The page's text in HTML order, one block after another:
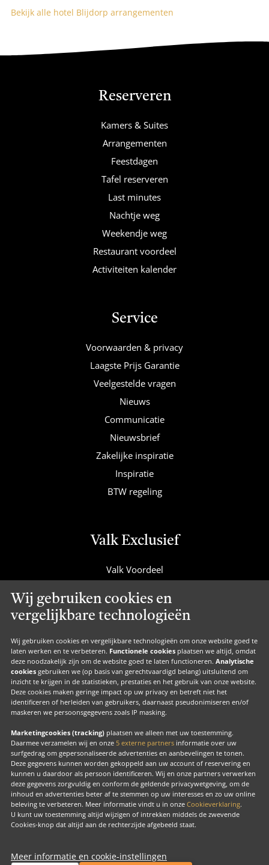
Wij gebruiken cookies en
vergelijkbare technologieën
Wij gebruiken cookies en vergelijkbare technologieën om onze website goed te
laten werken en te verbeteren. Functionele cookies plaatsen we altijd, omdat
deze noodzakelijk zijn om de website goed te laten functioneren. Analytische
cookies gebruiken we (op basis van gerechtvaardigd belang) uitsluitend om
inzicht te krijgen in de statistieken, prestaties en het gebruik van onze website.
Deze cookies maken geringe impact op uw privacy en betreft niet het
identificeren of herleiden van gebruikers, daarnaast pseudonimiseren en/of
maskeren we persoonsgegevens zoals IP masking.
Marketingcookies (tracking) plaatsen we alleen met uw toestemming.
Daarmee verzamelen wij en onze 5 externe partners informatie over uw
surfgedrag om gepersonaliseerde advertenties en aanbevelingen te tonen.
Deze gegevens kunnen worden gekoppeld aan uw account of reservering en
kunnen u daardoor als persoon identificeren. Wij en onze partners verwerken
deze gegevens zorgvuldig en conform de geldende privacywetgeving, om de
inhoud en advertenties beter af te stemmen op uw interesses en zo uw online
beleving te verbeteren. Meer informatie vindt u in onze Cookieverklaring.
U kunt uw toestemming altijd wijzigen of intrekken middels de zwevende
Cookies-knop dat altijd aan de rechterzijde afgebeeld staat.
Meer informatie en cookie-instellingen
Bekijk alle hotel Blijdorp arrangementen
Reserveren
Kamers & Suites
Arrangementen
Feestdagen
Tafel reserveren
Last minutes
Nachtje weg
Weekendje weg
Restaurant voordeel
Activiteiten kalender
Service
Voorwaarden & privacy
Laagste Prijs Garantie
Veelgestelde vragen
Nieuws
Communicatie
Nieuwsbrief
Zakelijke inspiratie
Inspiratie
BTW regeling
Valk Exclusief
Valk Voordeel
Valk Suites
Valk Jobs
Valk Exclusief Membership
Valk Voor Thuis
Valk Exclusief Zakelijk
MVO
Contact
FacebookInstagramLinkedIn
Copyright
Valk Exclusief